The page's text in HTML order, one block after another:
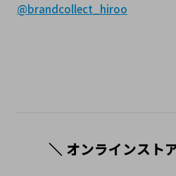
@brandcollect_hiroo
＼ オンラインスト